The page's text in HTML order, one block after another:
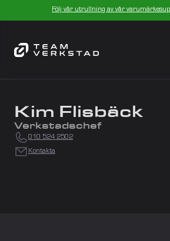
Följ vår utrullning av vår
Kim Flisbäck
Verkstadschef
010 524 2502
Kontakta